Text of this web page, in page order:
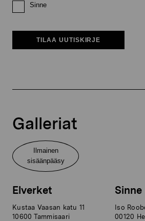
Sinne
TILAA UUTISKIRJE
Galleriat
Ilmainen
sisäänpääsy
Elverket
Kustaa Vaasan katu 11
10600 Tammisaari
Sinne
Iso
00120